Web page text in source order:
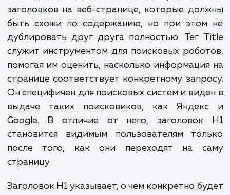
анализируют ваш тег title, чтобы
чём именно идёт речь на странице.
это и является одной из причин,
существует определенная корреляция
использованием ключевых слов в
страницы и её позициями в
поисковой выдачи.
В чём разница между тегами title
H1?